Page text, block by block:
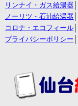
リンナイ・ガス給湯器
ノーリツ・石油給湯器
コロナ・エコフィール
プライバシーポリシー